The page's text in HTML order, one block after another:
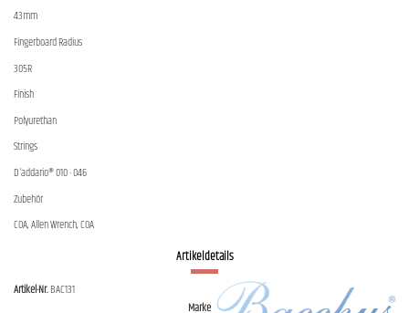
43mm
Fingerboard Radius
305R
Finish
Polyurethan
Strings
D'addario® 010 - 046
Zubehör
COA, Allen Wrench, COA
Artikeldetails
Marke
Artikel-Nr.BAC131